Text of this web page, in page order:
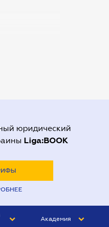
юридический
Liga:BOOK
Академия